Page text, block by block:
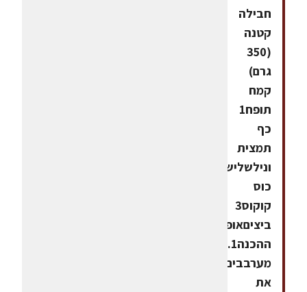
חבילה
קטנה
(350
גרם)
קמח
תופח1
כף
תמצית
ונילשליש
כוס
קוקוס3
ביציםאופן
ההכנה1.
מערבבים
את